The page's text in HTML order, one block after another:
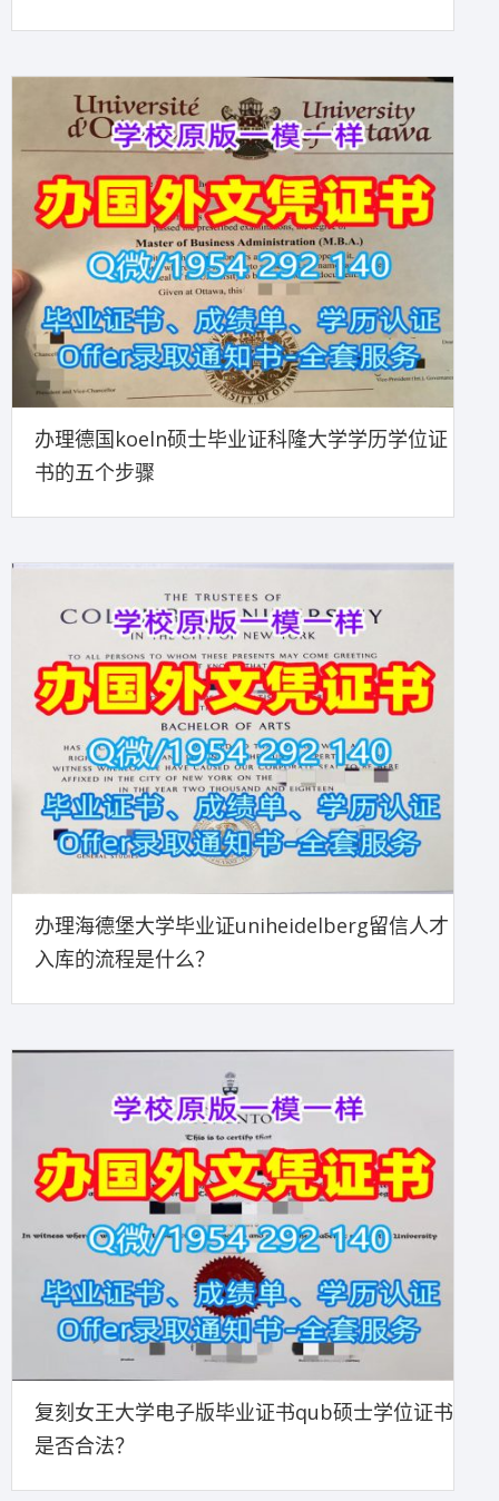
办理德国koeln硕士毕业证科隆大学学历学位证
书的五个步骤
办理海德堡大学毕业证uniheidelberg留信人才
入库的流程是什么？
复刻女王大学电子版毕业证书qub硕士学位证书
是否合法？